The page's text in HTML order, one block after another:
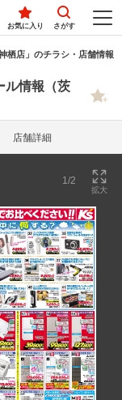
お気に入り さがす
栖店」のチラシ・店舗情報
ル情報（茨
店舗詳細
1/2
拡大